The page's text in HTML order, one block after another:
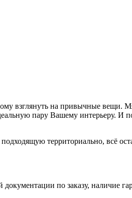
взглянуть на привычные вещи.
пару Вашему интерьеру. И
территориально, всё
по заказу, наличие